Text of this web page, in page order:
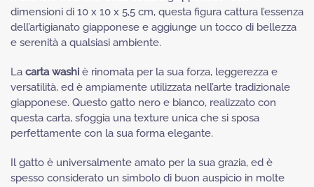
dimensioni di 10 x 10 x 5,5 cm, questa figura cattura l’essenza
dell’artigianato giapponese e aggiunge un tocco di bellezza
e serenità a qualsiasi ambiente.
La carta washi è rinomata per la sua forza, leggerezza e
versatilità, ed è ampiamente utilizzata nell’arte tradizionale
giapponese. Questo gatto nero e bianco, realizzato con
questa carta, sfoggia una texture unica che si sposa
perfettamente con la sua forma elegante.
Il gatto è universalmente amato per la sua grazia, ed è
spesso considerato un simbolo di buon auspicio in molte